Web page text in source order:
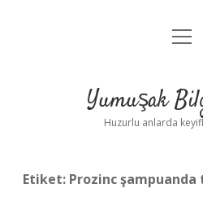
Anasayfa
Yasal
Yumuşak
Huzurlu anlarda
Etiket: Prozinc şampuanda